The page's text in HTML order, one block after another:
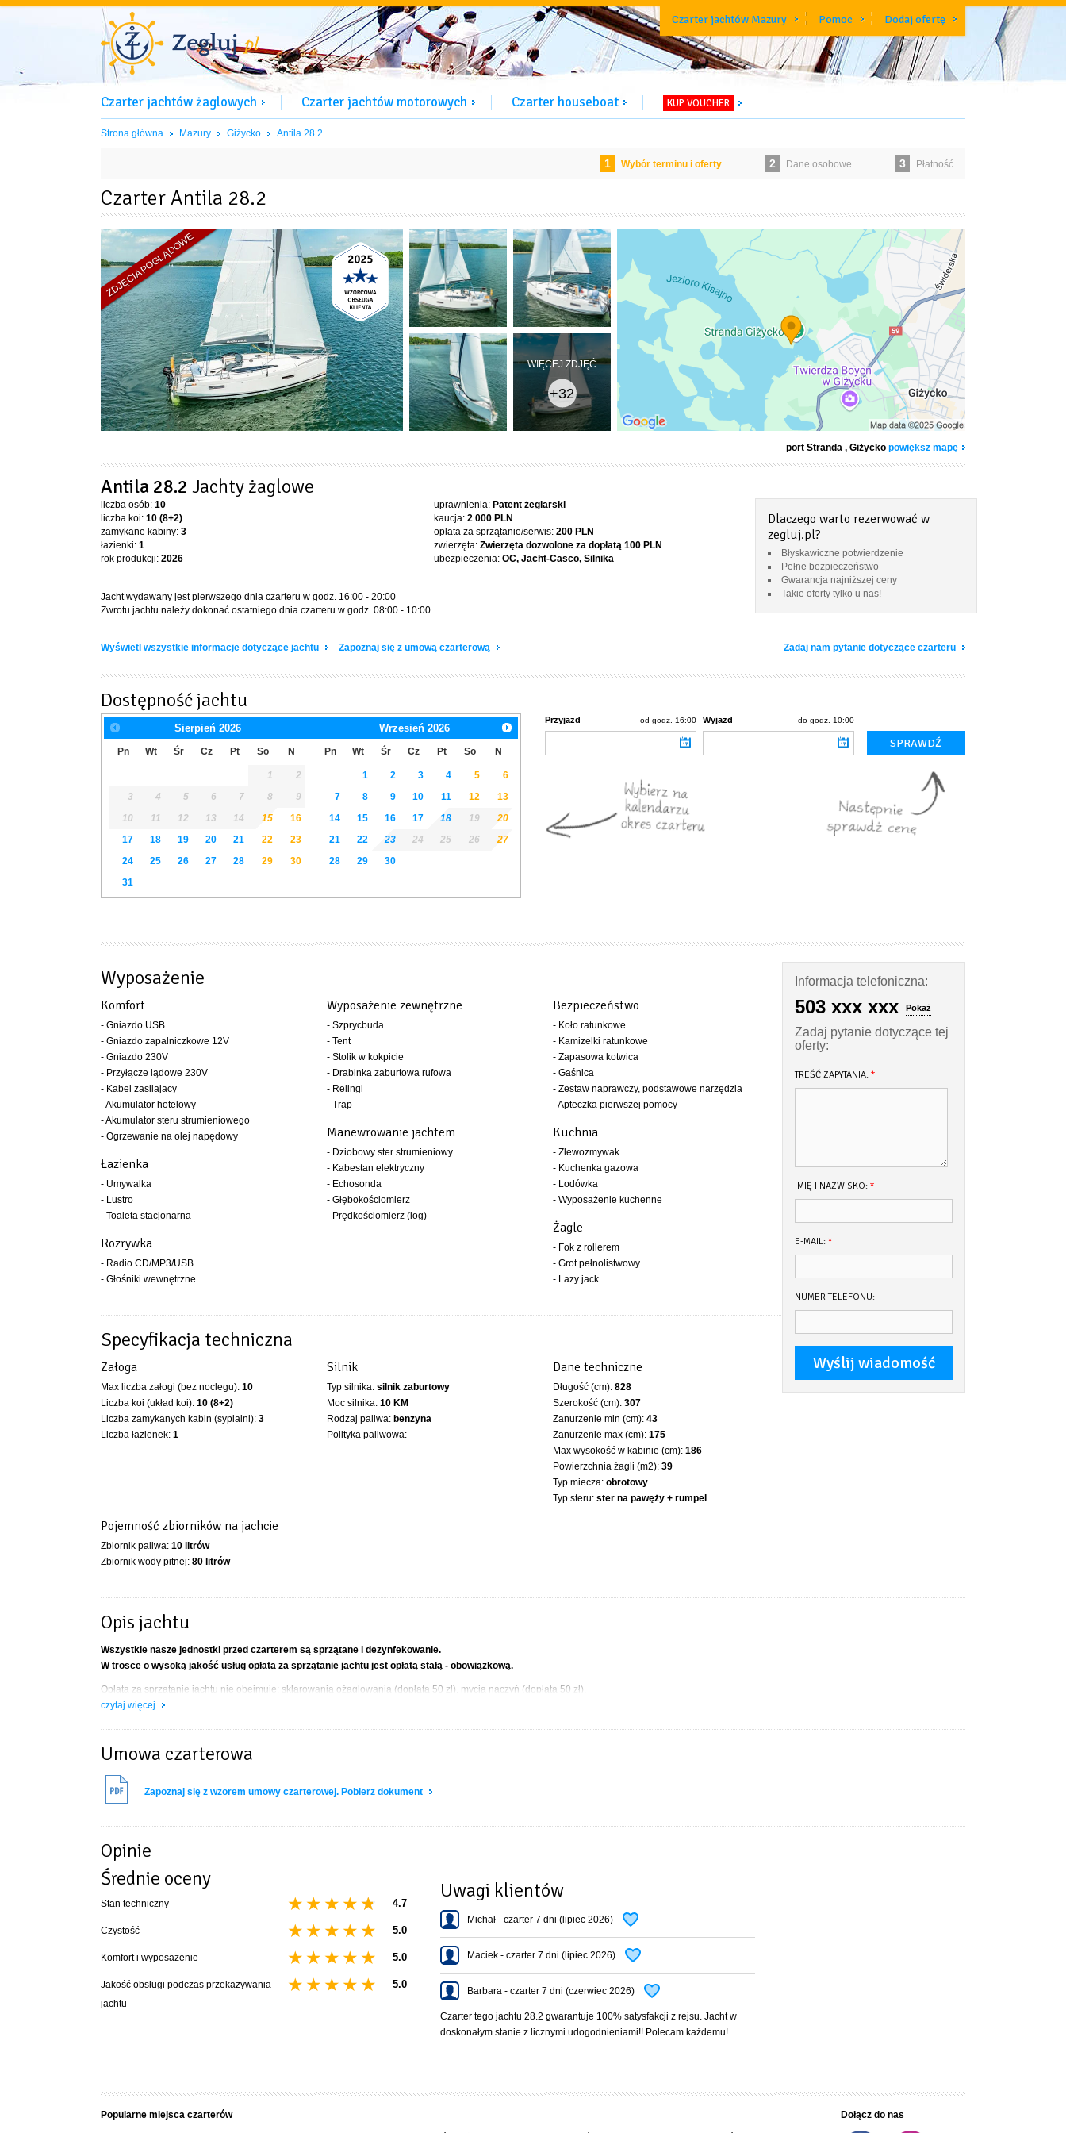
Czarter jachtów Mazury Pomoc Dodaj ofertę
Czarter jachtów żaglowych Czarter jachtów motorowych Czarter houseboat KUP VOUCHER
Strona główna Mazury Giżycko Antila 28.2
1 Wybór terminu i oferty 2 Dane osobowe 3 Płatność
Czarter Antila 28.2
ZDJĘCIA POGLĄDOWE
WIĘCEJ ZDJĘĆ
+32
port Stranda , Giżycko powiększ mapę
Antila 28.2 Jachty żaglowe
liczba osób: 10
liczba koi: 10 (8+2)
zamykane kabiny: 3
łazienki: 1
rok produkcji: 2026
uprawnienia: Patent żeglarski
kaucja: 2 000 PLN
opłata za sprzątanie/serwis: 200 PLN
zwierzęta: Zwierzęta dozwolone za dopłatą 100 PLN
ubezpieczenia: OC, Jacht-Casco, Silnika
Jacht wydawany jest pierwszego dnia czarteru w godz. 16:00 - 20:00
Zwrotu jachtu należy dokonać ostatniego dnia czarteru w godz. 08:00 - 10:00
Dlaczego warto rezerwować w
zegluj.pl?
Błyskawiczne potwierdzenie
Pełne bezpieczeństwo
Gwarancja najniższej ceny
Takie oferty tylko u nas!
Wyświetl wszystkie informacje dotyczące jachtu Zapoznaj się z umową czarterową Zadaj nam pytanie dotyczące czarteru
Dostępność jachtu
Sierpień 2026
Pn Wt Śr Cz Pt So N
1
2
3
4 5 6 7 8
9
10
11 12 13 14 15
16
17
18 19 20 21 22
23
24
25 26 27 28 29
30
31
Wrzesień 2026
Pn Wt Śr Cz Pt So N
1 2 3 4 5
6
7
8 9 10 11 12
13
14
15 16 17 18 19
20
21
22 23 24 25 26
27
28
29 30
Przyjazd od godz. 16:00 Wyjazd do godz. 10:00
Wyposażenie
Komfort
- Gniazdo USB
- Gniazdo zapalniczkowe 12V
- Gniazdo 230V
- Przyłącze lądowe 230V
- Kabel zasilajacy
- Akumulator hotelowy
- Akumulator steru strumieniowego
- Ogrzewanie na olej napędowy
Łazienka
- Umywalka
- Lustro
- Toaleta stacjonarna
Rozrywka
- Radio CD/MP3/USB
- Głośniki wewnętrzne
Wyposażenie zewnętrzne
- Szprycbuda
- Tent
- Stolik w kokpicie
- Drabinka zaburtowa rufowa
- Relingi
- Trap
Manewrowanie jachtem
- Dziobowy ster strumieniowy
- Kabestan elektryczny
- Echosonda
- Głębokościomierz
- Prędkościomierz (log)
Bezpieczeństwo
- Koło ratunkowe
- Kamizelki ratunkowe
- Zapasowa kotwica
- Gaśnica
- Zestaw naprawczy, podstawowe narzędzia
- Apteczka pierwszej pomocy
Kuchnia
- Zlewozmywak
- Kuchenka gazowa
- Lodówka
- Wyposażenie kuchenne
Żagle
- Fok z rollerem
- Grot pełnolistwowy
- Lazy jack
Specyfikacja techniczna
Załoga
Max liczba załogi (bez noclegu): 10
Liczba koi (układ koi): 10 (8+2)
Liczba zamykanych kabin (sypialni): 3
Liczba łazienek: 1
Silnik
Typ silnika: silnik zaburtowy
Moc silnika: 10 KM
Rodzaj paliwa: benzyna
Polityka paliwowa:
Dane techniczne
Długość (cm): 828
Szerokość (cm): 307
Zanurzenie min (cm): 43
Zanurzenie max (cm): 175
Max wysokość w kabinie (cm): 186
Powierzchnia żagli (m2): 39
Typ miecza: obrotowy
Typ steru: ster na pawęży + rumpel
Pojemność zbiorników na jachcie
Zbiornik paliwa: 10 litrów
Zbiornik wody pitnej: 80 litrów
Opis jachtu
Wszystkie nasze jednostki przed czarterem są sprzątane i dezynfekowanie.
W trosce o wysoką jakość usług opłata za sprzątanie jachtu jest opłatą stałą - obowiązkową.
Opłata za sprzątanie jachtu nie obejmuje: sklarowania ożaglowania (dopłata 50 zł), mycia naczyń (dopłata 50 zł),
W przypadku nie opróżnienia WC chemicznego (dopłata 150 zł), WC Stacjonarnego (dopłata 200 zł).
Opróżnienie WC chemicznego można dokonać bezpłatnie w Stanica wodna Stranda.
Pościel 80 zł komplet na czas czarteru: Kołdra, 2 poduszki + poszewki, prześcieradło.
Parking płatny - 40 zł/doba
czytaj więcej
Umowa czarterowa
Zapoznaj się z wzorem umowy czarterowej. Pobierz dokument
Opinie
Średnie oceny
Stan techniczny 4.7
Czystość 5.0
Komfort i wyposażenie 5.0
Jakość obsługi podczas przekazywania
jachtu
5.0
Uwagi klientów
Michał - czarter 7 dni (lipiec 2026)
Maciek - czarter 7 dni (lipiec 2026)
Barbara - czarter 7 dni (czerwiec 2026)
Czarter tego jachtu 28.2 gwarantuje 100% satysfakcji z rejsu. Jacht w
doskonałym stanie z licznymi udogodnieniami!! Polecam każdemu!
Informacja telefoniczna:
503 xxx xxx Pokaż
Zadaj pytanie dotyczące tej
oferty:
TREŚĆ ZAPYTANIA: *
IMIĘ I NAZWISKO: *
E-MAIL: *
NUMER TELEFONU:
Popularne miejsca czarterów
Dołącz do nas